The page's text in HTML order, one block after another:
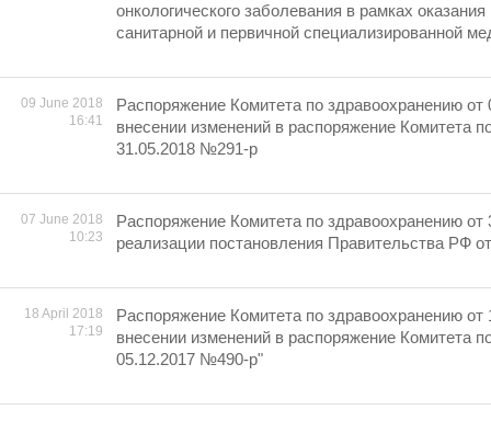
онкологического заболевания в рамках
санитарной и первичной специализированной
09 June 2018
16:41
Распоряжение Комитета по здравоохранению
внесении изменений в распоряжение Комитета
31.05.2018 №291-р
07 June 2018
10:23
Распоряжение Комитета по здравоохранению
реализации постановления Правительства РФ
18 April 2018
17:19
Распоряжение Комитета по здравоохранению
внесении изменений в распоряжение Комитета
05.12.2017 №490-р"